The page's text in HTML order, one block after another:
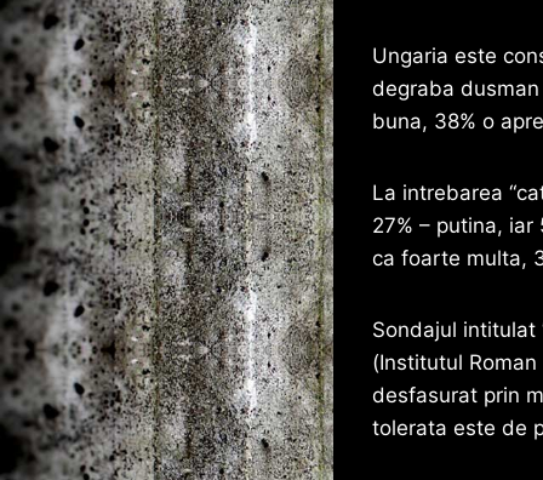
Ungaria este
degraba
buna, 38% o
La intrebarea
27% – putina, iar
ca foarte multa,
Sondajul intitulat
(Institutul
desfasurat prin
tolerata este de